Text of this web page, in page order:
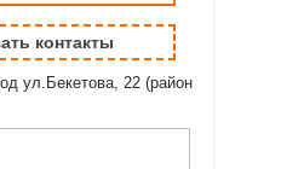
контакты
ул.Бекетова, 22 (район